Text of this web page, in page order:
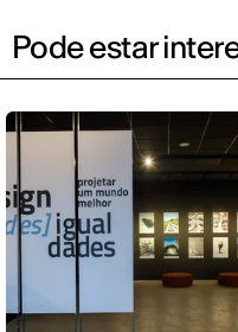
Pode estar